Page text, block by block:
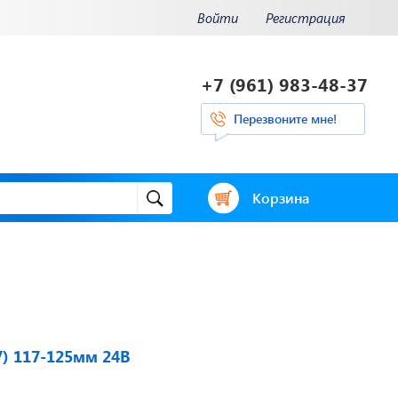
Войти Регистрация
+7 (961) 983-48-37
Перезвоните мне!
Корзина
117-125мм 24В